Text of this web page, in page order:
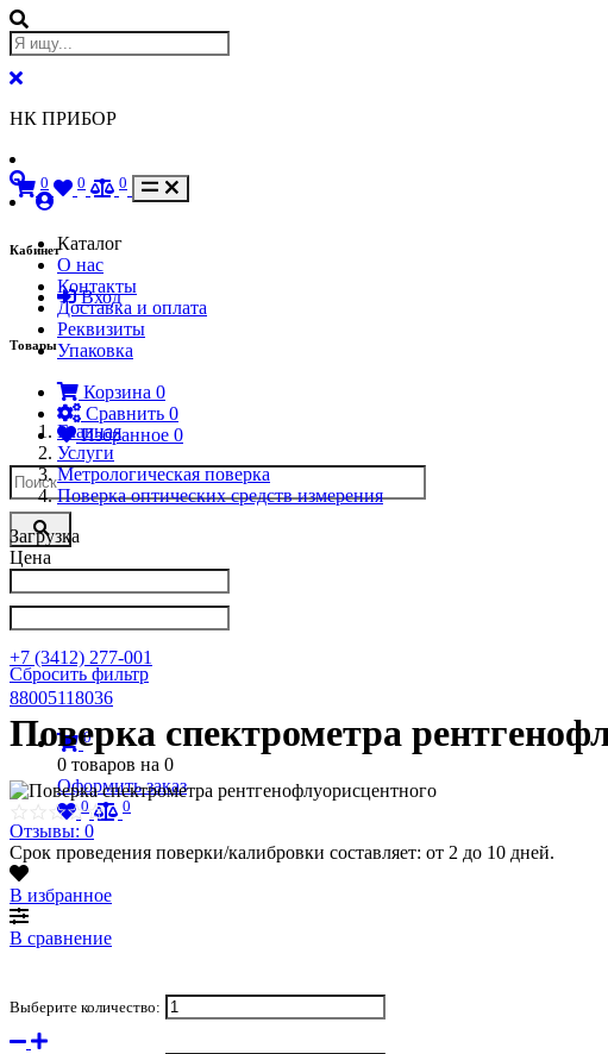
НК ПРИБОР
Кабинет
Вход
Товары
Корзина 0
Сравнить 0
Избранное 0
Написать в Телеграм
+7 (3412) 277-001
88005118036
0
0 товаров на 0
Оформить заказ
0 0
0 0 0
Каталог
О нас
Контакты
Доставка и оплата
Реквизиты
Упаковка
Главная
Услуги
Метрологическая поверка
Поверка оптических средств измерения
Загрузка
Цена
Сбросить фильтр
Поверка спектрометра
Отзывы: 0
Срок проведения поверки/калибровки составляет: от 2 до 10 дней.
В избранное
В сравнение
Выберите количество: